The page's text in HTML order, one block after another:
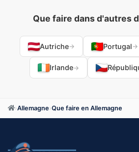
Que faire dans d'autres
Autriche→ Portugal →
Irlande→
›Allemagne›Que faire en Allemagne